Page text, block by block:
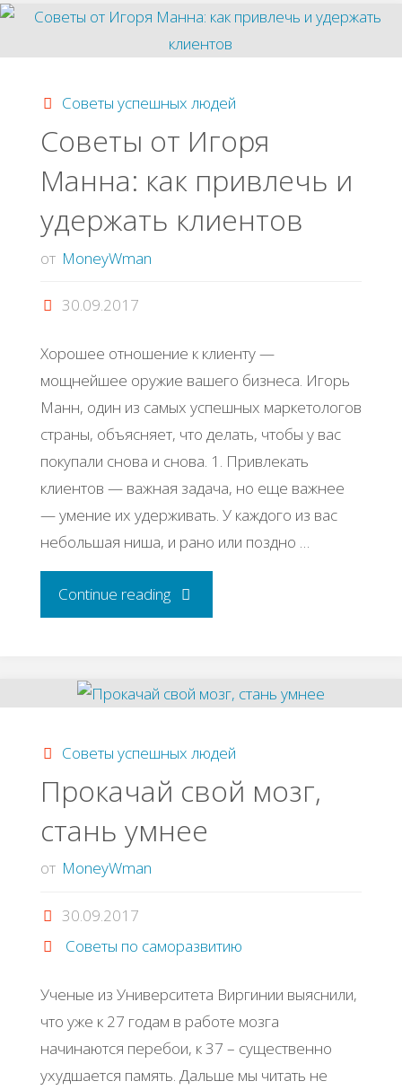
кур-
несушек"
Советы успешных людей
Советы от Игоря
Манна: как привлечь и
удержать клиентов
от MoneyWman
30.09.2017
Хорошее отношение к клиенту —
мощнейшее оружие вашего бизнеса. Игорь
Манн, один из самых успешных маркетологов
страны, объясняет, что делать, чтобы у вас
покупали снова и снова. 1. Привлекать
клиентов — важная задача, но еще важнее
— умение их удерживать. У каждого из вас
небольшая ниша, и рано или поздно …
Continue reading"Советы
Игоря
привлечь
клиентов"
Советы успешных людей
Прокачай свой мозг,
стань умнее
от MoneyWman
30.09.2017
Советы по саморазвитию
Ученые из Университета Виргинии выяснили,
что уже к 27 годам в работе мозга
начинаются перебои, к 37 – существенно
ухудшается память. Дальше мы читать не